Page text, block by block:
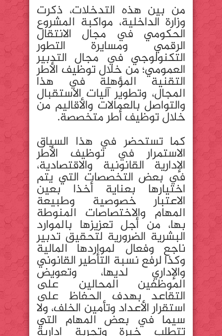
من بين هذه التدخلات، ذكرت
وزارة الداخلية، مواكبة المشروع
الحكومي في مجال الانتقال
الرقمي ومسايرة التطور
التكنولوجي في مجال التدبير
العمومي؛ من خلال توظيف الأطر
التقنية المؤهلة في هذا
المجال، وتطوير آليات الاستقبال
والتواصل بالعمالات والأقاليم من
خلال توظيف أطر متخصصة.
كما تستحضر في هذا السياق
الاستمرار في توظيف الأطر
الإدارية القانونية والاقتصادية،
في بعض التخصصات التي يتم
اختيارها بعناية أخذا بعين
الاعتبار خصوصية وطبيعة
المهام والاختصاصات المنوطة
بها، من أجل تعزيزها بالموارد
البشرية الضرورية لتحقيق تدبير
ناجع وفعال لمواردها المالية
وكذا لرفع نسبة التأطير القانوني
والإداري لديها، وتعويض
الموظفين المحالين على
التقاعد بهدف الحفاظ على
استقرار الأعداد وتأمين الخلف، ولا
سيما في بعض المهام التي
تتطلب خبرة وتجربة إدارية